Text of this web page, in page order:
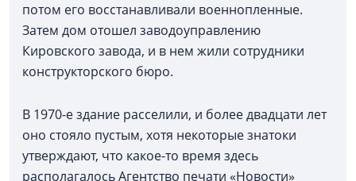
потом его восстанавливали военнопленные.
Затем дом отошел заводоуправлению
Кировского завода, и в нем жили сотрудники
конструкторского бюро.
В 1970-е здание расселили, и более двадцати лет
оно стояло пустым, хотя некоторые знатоки
утверждают, что какое-то время здесь
располагалось Агентство печати «Новости»